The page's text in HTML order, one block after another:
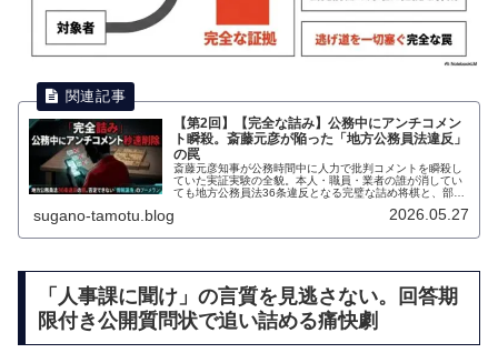
【第2回】【完全な詰み】公務中にアンチコメン
ト瞬殺。斎藤元彦が陥った「地方公務員法違反」
の罠
斎藤元彦知事が公務時間中に人力で批判コメントを瞬殺し
ていた実証実験の全貌。本人・職員・業者の誰が消してい
ても地方公務員法36条違反となる完璧な詰め将棋と、部下
sugano-tamotu.blog 2026.05.27
「人事課に聞け」の言質を見逃さない。回答期
限付き公開質問状で追い詰める痛快劇